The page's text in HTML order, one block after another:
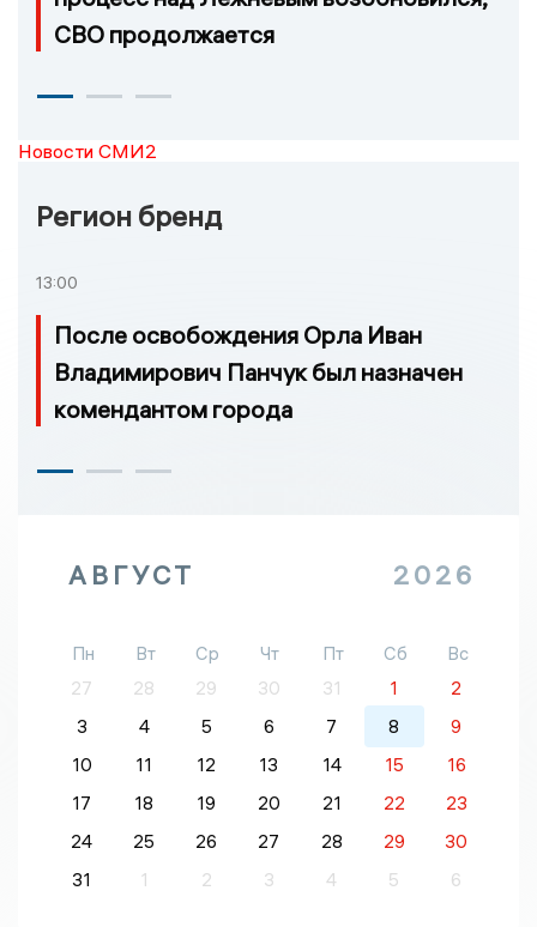
СВО продолжается
Новости СМИ2
Регион бренд
13:00
После освобождения Орла Иван
Владимирович Панчук был назначен
комендантом города
АВГУСТ 2026
Пн Вт Ср Чт Пт Сб
Вс
27
28 29 30 31 1
2
3
4 5 6 7 8
9
10
11 12 13 14 15
16
17
18 19 20 21 22
23
24
25 26 27 28 29
30
31
1 2 3 4 5 6